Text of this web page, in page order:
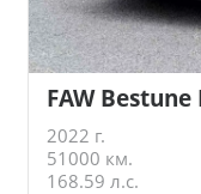
FAW
2022 г.
51000 км.
168.59 л.с.